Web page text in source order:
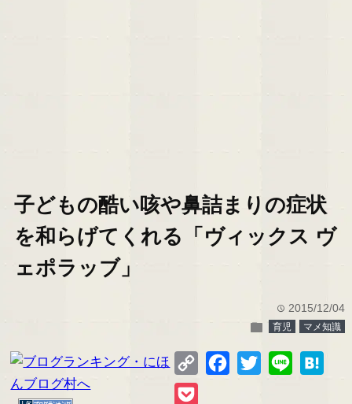
子どもの酷い咳や鼻詰まりの症状
を和らげてくれる「ヴィックス ヴ
ェポラッブ」
time 2015/12/04
folder 育児 マメ知識
Copy
Facebook
Twitter Line